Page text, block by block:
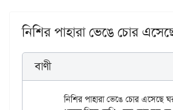
নিশির পাহারা ভেঙে চোর
বাণী
	নিশির পাহারা ভেঙে চোর এসেছে ঘর,